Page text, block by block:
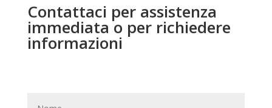
Contattaci per assistenza
immediata o per richiedere
informazioni